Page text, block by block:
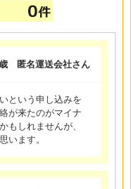
匿名運送会社さん
という申し込みを
が来たのがマイナ
もしれませんが、
います。